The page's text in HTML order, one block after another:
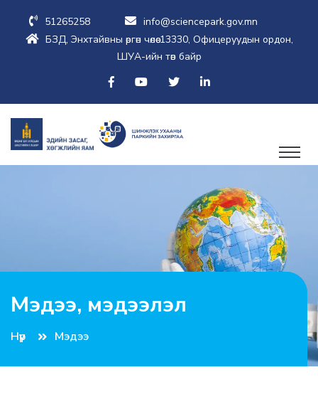
51265258
info@sciencepark.gov.mn
БЗД, Энхтайвны өргөн чөлөө-13330, Офицеруудын ордон,
ШУА-ийн төв байр
Мэдээ, мэдээлэл
Нүүр Мэдээ